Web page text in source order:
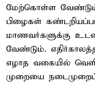
மேற்கொள்ள வேண்டும்.
பிழைகள்
மாணவர்களுக்கு
வேண்டும்.
எழாத வகையில்
முறையை